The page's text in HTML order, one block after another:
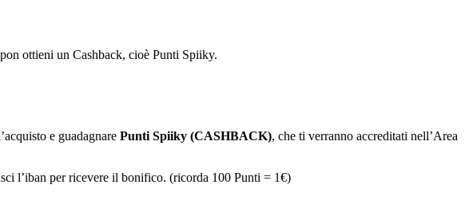
ottieni un Cashback, cioè Punti Spiiky.
e guadagnare Punti Spiiky (CASHBACK), che ti verranno accreditati nell’Area
l’iban per ricevere il bonifico. (ricorda 100 Punti = 1€)